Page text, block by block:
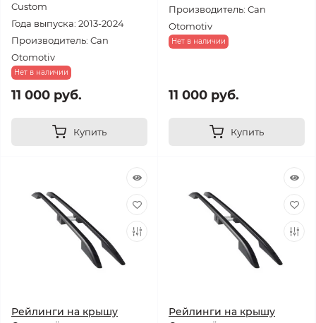
Custom
Года выпуска: 2013-2024
Производитель: Can
Otomotiv
Нет в наличии
11 000 руб.
Купить
Производитель: Can
Otomotiv
Нет в наличии
11 000 руб.
Купить
Рейлинги на крышу
Рейлинги на крышу